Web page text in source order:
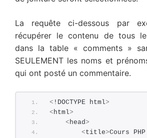
La requête ci-dessous par
récupérer le contenu de tous
dans la table « comments »
SEULEMENT les noms et
qui ont posté un commentaire.
< !DOCTYPE html>
<html>
<head>
<title>Cours